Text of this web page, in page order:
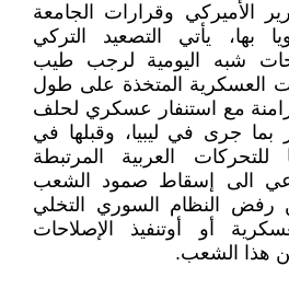
الأميركي وقرارات الجامعة
بها، يأتي التصعيد التركي
شبه اليومية لرجب طيب
العسكرية المتخذة على طول
مع استنفار عسكري لحلف
جرى في ليبيا، وقبلها في
العربية المرتبطة
الى إسقاط صمود الشعب
رفض النظام السوري التخلي
أو أوتنفيذ الإصلاحات
هذا الشعب.